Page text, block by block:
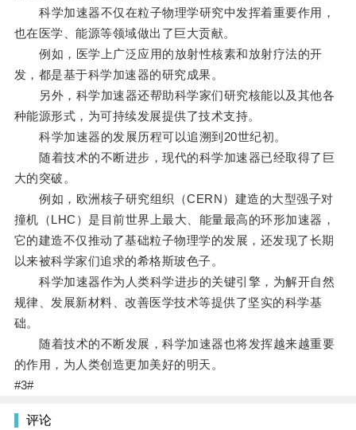
科学加速器不仅在粒子物理学研究中发挥着重要作用，
也在医学、能源等领域做出了巨大贡献。
例如，医学上广泛应用的放射性核素和放射疗法的开
发，都是基于科学加速器的研究成果。
另外，科学加速器还帮助科学家们研究核能以及其他各
种能源形式，为可持续发展提供了技术支持。
科学加速器的发展历程可以追溯到20世纪初。
随着技术的不断进步，现代的科学加速器已经取得了巨
大的突破。
例如，欧洲核子研究组织（CERN）建造的大型强子对
撞机（LHC）是目前世界上最大、能量最高的环形加速器，
它的建造不仅推动了基础粒子物理学的发展，还发现了长期
以来被科学家们追求的希格斯玻色子。
科学加速器作为人类科学进步的关键引擎，为解开自然
规律、发展新材料、改善医学技术等提供了坚实的科学基
础。
随着技术的不断发展，科学加速器也将发挥越来越重要
的作用，为人类创造更加美好的明天。
#3#
评论